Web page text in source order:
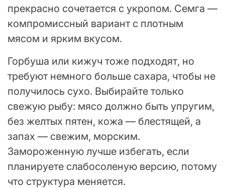
прекрасно сочетается с укропом. Семга —
компромиссный вариант с плотным
мясом и ярким вкусом.
Горбуша или кижуч тоже подходят, но
требуют немного больше сахара, чтобы не
получилось сухо. Выбирайте только
свежую рыбу: мясо должно быть упругим,
без желтых пятен, кожа — блестящей, а
запах — свежим, морским.
Замороженную лучше избегать, если
планируете слабосоленую версию, потому
что структура меняется.